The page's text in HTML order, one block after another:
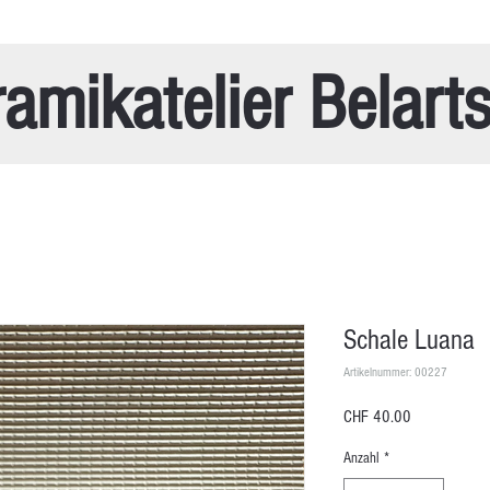
Schale Luana
Artikelnummer: 00227
CHF 40.00
Anzahl *